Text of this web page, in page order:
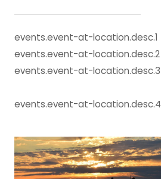
events.event-at-location.desc.1
events.event-at-location.desc.2
events.event-at-location.desc.3
events.event-at-location.desc.4